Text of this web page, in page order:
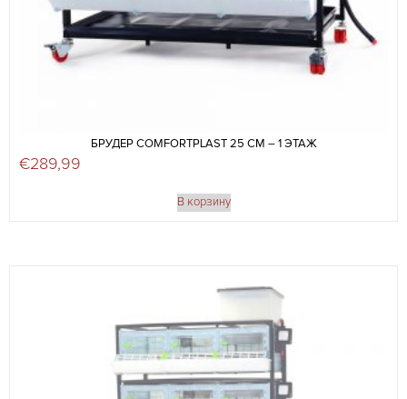
БРУДЕР COMFORTPLAST 25 СМ – 1 ЭТАЖ
€289,99
В корзину